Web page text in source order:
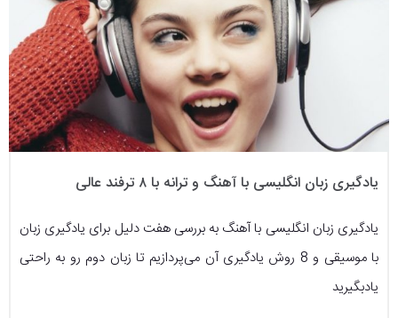
یادگیری زبان انگلیسی با آهنگ و ترانه با ۸ ترفند عالی
یادگیری زبان انگلیسی با آهنگ به بررسی هفت دلیل برای یادگیری زبان
با موسیقی و 8 روش یادگیری آن می‌پردازیم تا زبان دوم رو به راحتی
یادبگیرید